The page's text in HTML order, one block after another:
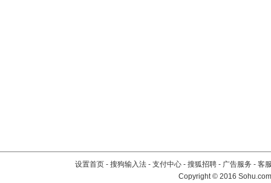
设置首页 - 搜狗输入法 - 支付中心 - 搜狐招聘 - 广告服务 - 客
Copyright©2016